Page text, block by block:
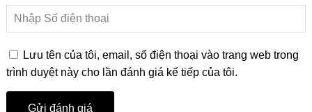
Lưu tên của tôi, email, số điện thoại vào trang web trong
trình duyệt này cho lần đánh giá kế tiếp của tôi.